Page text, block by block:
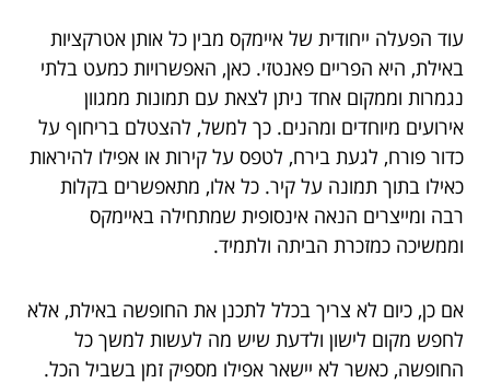
עוד הפעלה ייחודית של איימקס מבין כל אותן אטרקציות
באילת, היא הפריים פאנטזי. כאן, האפשרויות כמעט בלתי
נגמרות וממקום אחד ניתן לצאת עם תמונות ממגוון
אירועים מיוחדים ומהנים. כך למשל, להצטלם בריחוף על
כדור פורח, לגעת בירח, לטפס על קירות או אפילו להיראות
כאילו בתוך תמונה על קיר. כל אלו, מתאפשרים בקלות
רבה ומייצרים הנאה אינסופית שמתחילה באיימקס
וממשיכה כמזכרת הביתה ולתמיד.
אם כן, כיום לא צריך בכלל לתכנן את החופשה באילת, אלא
לחפש מקום לישון ולדעת שיש מה לעשות למשך כל
החופשה, כאשר לא יישאר אפילו מספיק זמן בשביל הכל.